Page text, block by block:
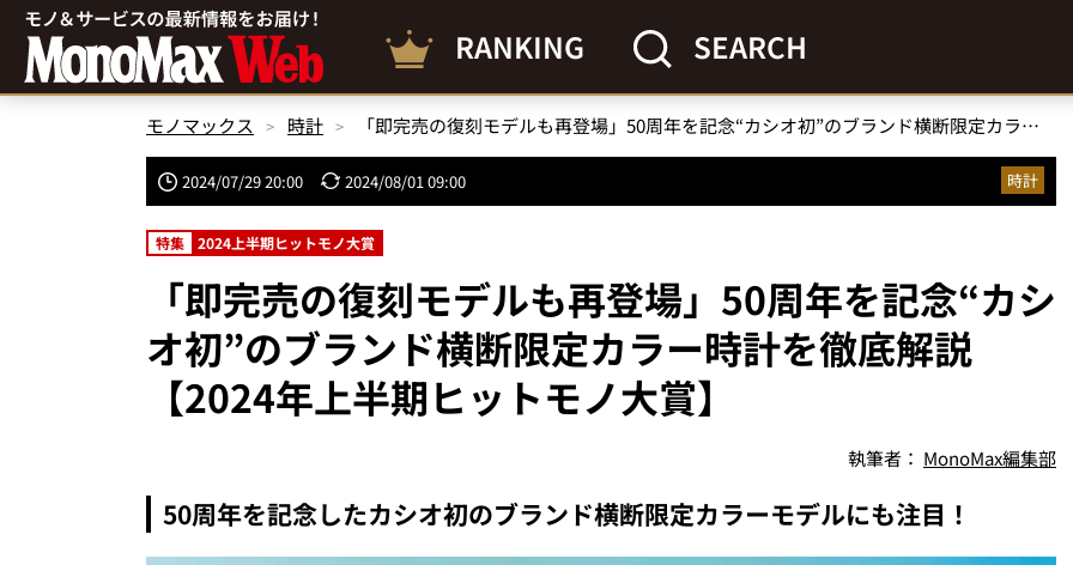
RANKING SEARCH
モノマックス 時計 「即完売の復刻モデルも再登場」50周年を記念“カシオ初”のブランド横断限定カラー時計を徹底解説【2024年上半期ヒットモノ大賞】
2024/07/29 20:00 2024/08/01 09:00 時計
特集 2024上半期ヒットモノ大賞
「即完売の復刻モデルも再登場」50周年を記念“カシ
オ初”のブランド横断限定カラー時計を徹底解説
【2024年上半期ヒットモノ大賞】
執筆者： MonoMax編集部
50周年を記念したカシオ初のブランド横断限定カラーモデルにも注目！